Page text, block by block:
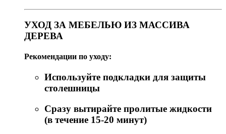
УХОД ЗА МЕБЕЛЬЮ ИЗ МАССИВА
ДЕРЕВА
Рекомендации по уходу:
Используйте подкладки для защиты
столешницы
Сразу вытирайте пролитые жидкости
(в течение 15-20 минут)